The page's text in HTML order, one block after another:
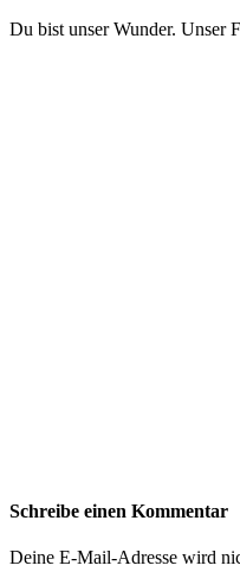
Du bist unser Wunder. Unser
Schreibe einen Kommentar
Deine E-Mail-Adresse wird